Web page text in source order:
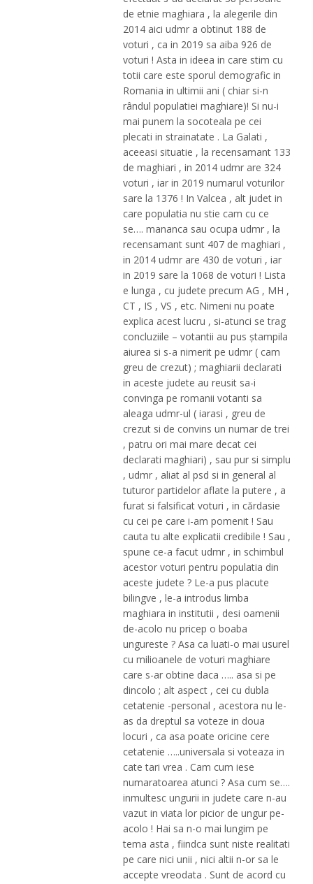
de etnie maghiara , la alegerile din
2014 aici udmr a obtinut 188 de
voturi , ca in 2019 sa aiba 926 de
voturi ! Asta in ideea in care stim cu
totii care este sporul demografic in
Romania in ultimii ani ( chiar si-n
rândul populatiei maghiare)! Si nu-i
mai punem la socoteala pe cei
plecati in strainatate . La Galati ,
aceeasi situatie , la recensamant 133
de maghiari , in 2014 udmr are 324
voturi , iar in 2019 numarul voturilor
sare la 1376 ! In Valcea , alt judet in
care populatia nu stie cam cu ce
se…. mananca sau ocupa udmr , la
recensamant sunt 407 de maghiari ,
in 2014 udmr are 430 de voturi , iar
in 2019 sare la 1068 de voturi ! Lista
e lunga , cu judete precum AG , MH ,
CT , IS , VS , etc. Nimeni nu poate
explica acest lucru , si-atunci se trag
concluziile – votantii au pus ştampila
aiurea si s-a nimerit pe udmr ( cam
greu de crezut) ; maghiarii declarati
in aceste judete au reusit sa-i
convinga pe romanii votanti sa
aleaga udmr-ul ( iarasi , greu de
crezut si de convins un numar de trei
, patru ori mai mare decat cei
declarati maghiari) , sau pur si simplu
, udmr , aliat al psd si in general al
tuturor partidelor aflate la putere , a
furat si falsificat voturi , in cărdasie
cu cei pe care i-am pomenit ! Sau
cauta tu alte explicatii credibile ! Sau ,
spune ce-a facut udmr , in schimbul
acestor voturi pentru populatia din
aceste judete ? Le-a pus placute
bilingve , le-a introdus limba
maghiara in institutii , desi oamenii
de-acolo nu pricep o boaba
ungureste ? Asa ca luati-o mai usurel
cu milioanele de voturi maghiare
care s-ar obtine daca ….. asa si pe
dincolo ; alt aspect , cei cu dubla
cetatenie -personal , acestora nu le-
as da dreptul sa voteze in doua
locuri , ca asa poate oricine cere
cetatenie …..universala si voteaza in
cate tari vrea . Cam cum iese
numaratoarea atunci ? Asa cum se….
inmultesc ungurii in judete care n-au
vazut in viata lor picior de ungur pe-
acolo ! Hai sa n-o mai lungim pe
tema asta , fiindca sunt niste realitati
pe care nici unii , nici altii n-or sa le
accepte vreodata . Sunt de acord cu